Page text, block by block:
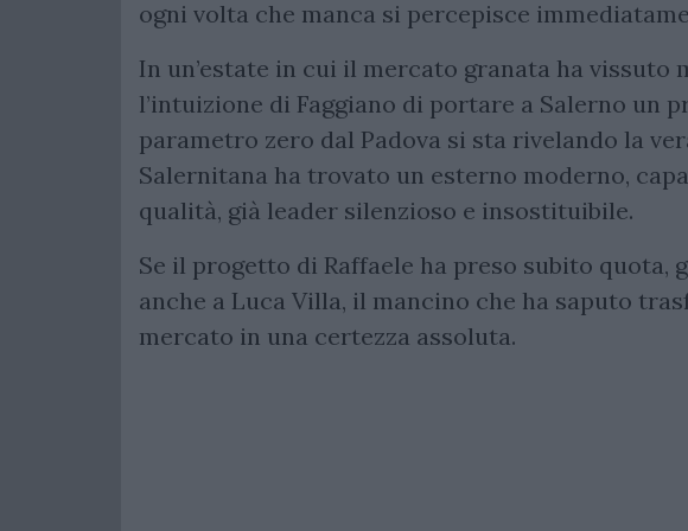
ogni volta che manca si percepisce
In un’estate in cui il mercato granata ha vissuto
l’intuizione di Faggiano di portare a Salerno un
parametro zero dal Padova si sta rivelando la
Salernitana ha trovato un esterno moderno,
qualità, già leader silenzioso e insostituibile.
Se il progetto di Raffaele ha preso subito quota,
anche a Luca Villa, il mancino che ha saputo
mercato in una certezza assoluta.